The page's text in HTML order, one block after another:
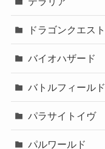
ドラゴンクエスト
バイオハザード
バトルフィールド
パラサイトイヴ
パルワールド